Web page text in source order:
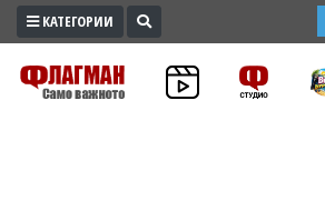
ПРОМО
ЗОНА
КАТЕГОРИИ